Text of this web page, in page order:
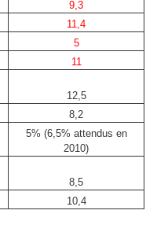
9,3
11,4
5
11
12,5
8,2
5% (6,5% attendus en
2010)
8,5
10,4